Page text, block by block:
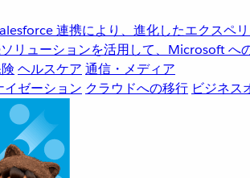
連携により、進化したエクスペ
リューションを活用して、Microsoft へ
ヘルスケア 通信・メディア
イゼーション クラウドへの移行 ビジネス